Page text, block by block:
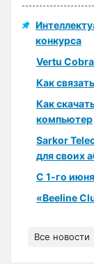
конкурса
Vertu
Как
Как
компьютер
Sarkor
для своих
С 1-го
«Beeline
Все новости